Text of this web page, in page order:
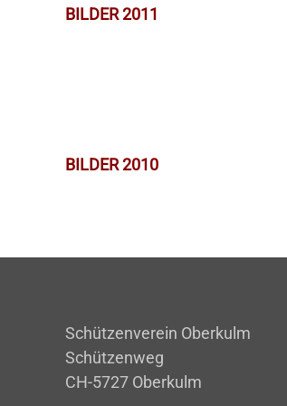
BILDER 2011
BILDER 2010
Schützenverein Oberkulm
Schützenweg
CH-5727 Oberkulm